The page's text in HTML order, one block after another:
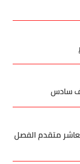
سادس
متقدم الفصل